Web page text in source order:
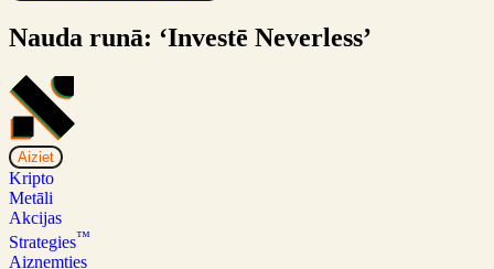
Nauda runā: ‘Investē Neverless’
Aiziet
Kripto
Metāli
Akcijas
Strategies™
Aizņemties